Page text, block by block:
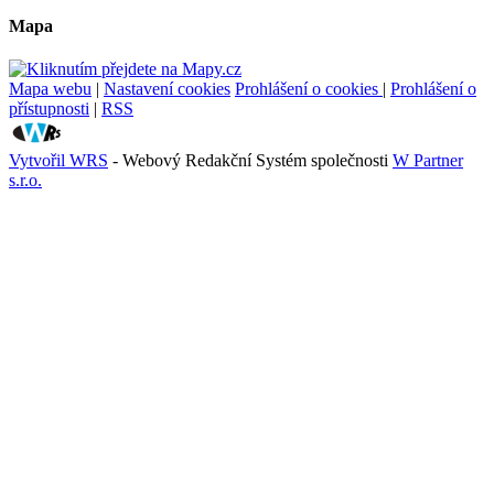
Mapa
Mapa webu | Nastavení cookies Prohlášení o cookies | Prohlášení o
přístupnosti | RSS
Vytvořil WRS - Webový Redakční Systém společnosti W Partner
s.r.o.